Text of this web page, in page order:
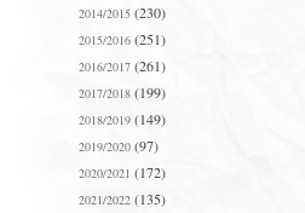
2014/2015(230)
2015/2016(251)
2016/2017(261)
2017/2018(199)
2018/2019(149)
2019/2020(97)
2020/2021 (172)
2021/2022(135)